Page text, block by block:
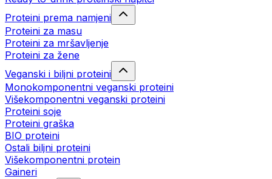
Proteini prema namjeni
Proteini za masu
Proteini za mršavljenje
Proteini za žene
Veganski i biljni proteini
Monokomponentni veganski proteini
Višekomponentni veganski proteini
Proteini soje
Proteini graška
BIO proteini
Ostali biljni proteini
Višekomponentni protein
Gaineri